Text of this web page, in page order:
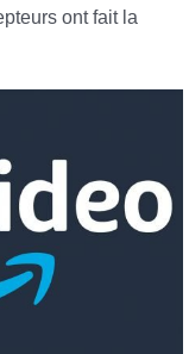
ont fait la